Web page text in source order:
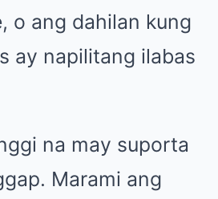
o ang dahilan kung
ay napilitang ilabas
na may suporta
Marami ang